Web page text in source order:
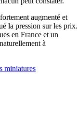
augmenté et
la pression sur les prix.
en France et un
à
miniatures